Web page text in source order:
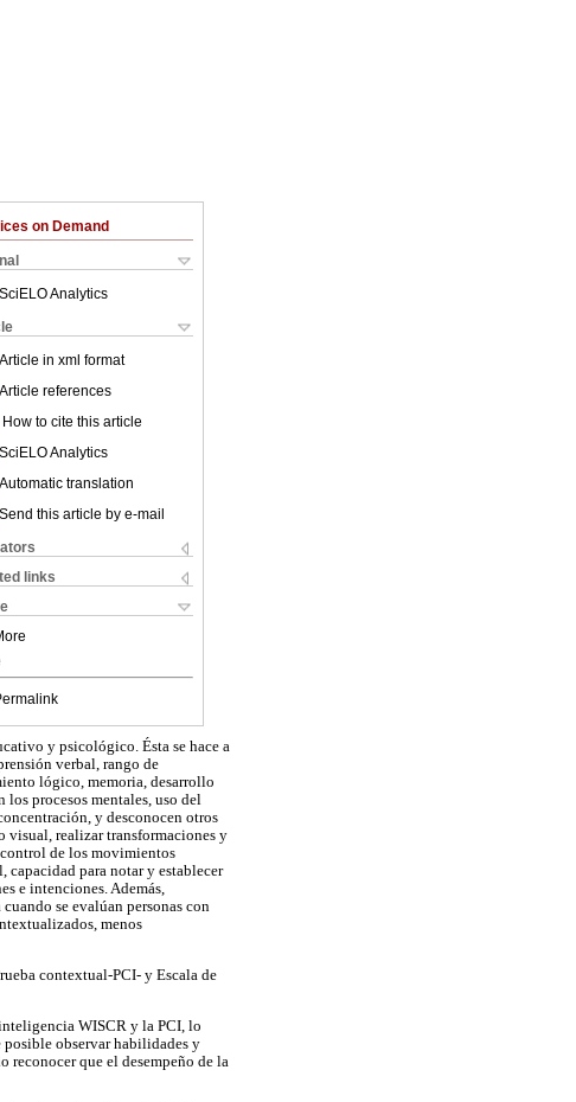
on Demand
SciELO Analytics
Article in xml format
Article references
How to cite this article
SciELO Analytics
Automatic translation
Send this article by e-mail
links
y psicológico. Ésta se hace a
verbal, rango de
lógico, memoria, desarrollo
procesos mentales, uso del
y desconocen otros
visual, realizar transformaciones y
de los movimientos
capacidad para notar y establecer
e intenciones. Además,
se evalúan personas con
menos
contextual-PCI- y Escala de
WISCR y la PCI, lo
posible observar habilidades y
reconocer que el desempeño de la